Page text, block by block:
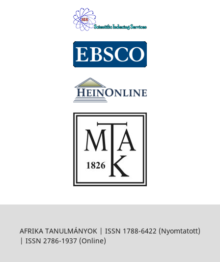
AFRIKA TANULMÁNYOK | ISSN 1788-6422 (Nyomtatott)
| ISSN 2786-1937 (Online)